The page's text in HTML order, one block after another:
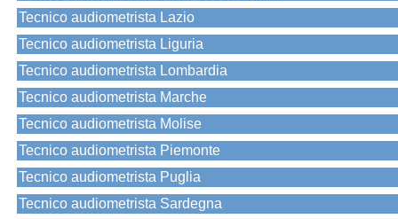
Tecnico audiometrista Lazio
Tecnico audiometrista Liguria
Tecnico audiometrista Lombardia
Tecnico audiometrista Marche
Tecnico audiometrista Molise
Tecnico audiometrista Piemonte
Tecnico audiometrista Puglia
Tecnico audiometrista Sardegna